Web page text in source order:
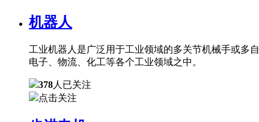
机器人
工业机器人是广泛用于工业领域的多关节机械手或多
电子、物流、化工等各个工业领域之中。
378人已关注
点击关注